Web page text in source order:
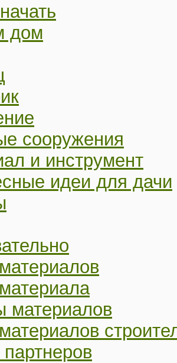
дом
сооружения
и инструмент
идеи для дачи
материалов